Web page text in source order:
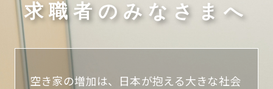
求職者のみなさまへ
空き家の増加は、日本が抱える大きな社会